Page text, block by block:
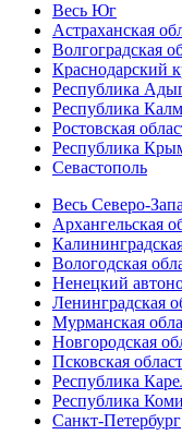
Весь Юг
Астраханская
Волгоградская
Краснодарский
Республика
Республика
Ростовская
Республика
Севастополь
Весь Северо-
Архангельская
Вологодская
Ненецкий
Ленинградская
Мурманская
Новгородская
Псковская
Республика
Республика Коми
Санкт-Петербург